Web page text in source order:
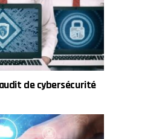
de cybersécurité